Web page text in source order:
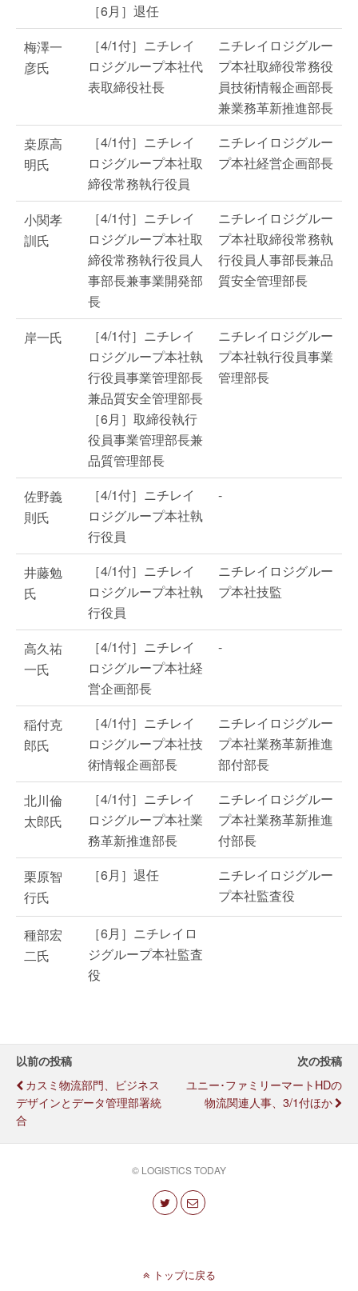
［6月］退任
梅澤一
彦氏
［4/1付］ニチレイ
ロジグループ本社代
表取締役社長
ニチレイロジグルー
プ本社取締役常務役
員技術情報企画部長
兼業務革新推進部長
桒原高
明氏
［4/1付］ニチレイ
ロジグループ本社取
締役常務執行役員
ニチレイロジグルー
プ本社経営企画部長
小関孝
訓氏
［4/1付］ニチレイ
ロジグループ本社取
締役常務執行役員人
事部長兼事業開発部
長
ニチレイロジグルー
プ本社取締役常務執
行役員人事部長兼品
質安全管理部長
岸一氏
［4/1付］ニチレイ
ロジグループ本社執
行役員事業管理部長
兼品質安全管理部長
［6月］取締役執行
役員事業管理部長兼
品質管理部長
ニチレイロジグルー
プ本社執行役員事業
管理部長
佐野義
則氏
［4/1付］ニチレイ
ロジグループ本社執
行役員
-
井藤勉
氏
［4/1付］ニチレイ
ロジグループ本社執
行役員
ニチレイロジグルー
プ本社技監
高久祐
一氏
［4/1付］ニチレイ
ロジグループ本社経
営企画部長
-
稲付克
郎氏
［4/1付］ニチレイ
ロジグループ本社技
術情報企画部長
ニチレイロジグルー
プ本社業務革新推進
部付部長
北川倫
太郎氏
［4/1付］ニチレイ
ロジグループ本社業
務革新推進部長
ニチレイロジグルー
プ本社業務革新推進
付部長
栗原智
行氏
［6月］退任
ニチレイロジグルー
プ本社監査役
種部宏
二氏
［6月］ニチレイロ
ジグループ本社監査
役
以前の投稿
カスミ物流部門、ビジネス
デザインとデータ管理部署統
合
次の投稿
ユニー･ファミリーマートHDの
物流関連人事、3/1付ほか
© LOGISTICS TODAY
トップに戻る